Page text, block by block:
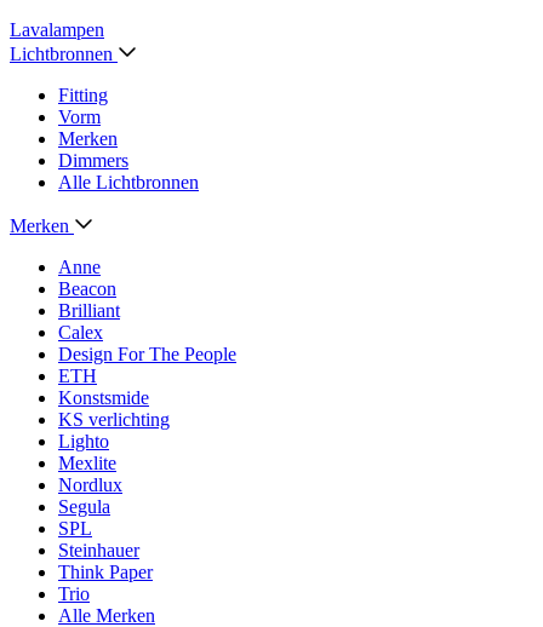
Lavalampen
Lichtbronnen
Fitting
Vorm
Merken
Dimmers
Alle Lichtbronnen
Merken
Anne
Beacon
Brilliant
Calex
Design For The People
ETH
Konstsmide
KS verlichting
Lighto
Mexlite
Nordlux
Segula
SPL
Steinhauer
Think Paper
Trio
Alle Merken